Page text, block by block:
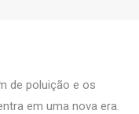
de poluição e os
em uma nova era.